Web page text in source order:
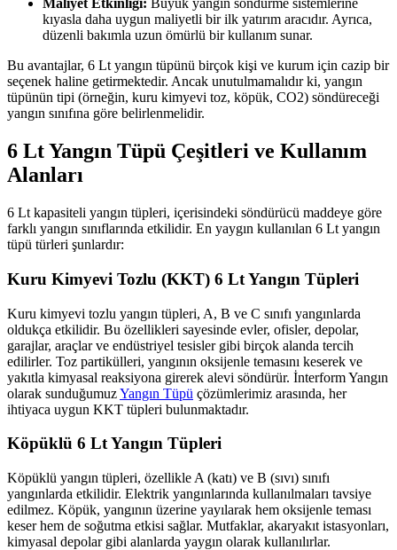
Maliyet Etkinliği: Büyük yangın söndürme sistemlerine
kıyasla daha uygun maliyetli bir ilk yatırım aracıdır. Ayrıca,
düzenli bakımla uzun ömürlü bir kullanım sunar.
Bu avantajlar, 6 Lt yangın tüpünü birçok kişi ve kurum için cazip bir
seçenek haline getirmektedir. Ancak unutulmamalıdır ki, yangın
tüpünün tipi (örneğin, kuru kimyevi toz, köpük, CO2) söndüreceği
yangın sınıfına göre belirlenmelidir.
6 Lt Yangın Tüpü Çeşitleri ve Kullanım
Alanları
6 Lt kapasiteli yangın tüpleri, içerisindeki söndürücü maddeye göre
farklı yangın sınıflarında etkilidir. En yaygın kullanılan 6 Lt yangın
tüpü türleri şunlardır:
Kuru Kimyevi Tozlu (KKT) 6 Lt Yangın Tüpleri
Kuru kimyevi tozlu yangın tüpleri, A, B ve C sınıfı yangınlarda
oldukça etkilidir. Bu özellikleri sayesinde evler, ofisler, depolar,
garajlar, araçlar ve endüstriyel tesisler gibi birçok alanda tercih
edilirler. Toz partikülleri, yangının oksijenle temasını keserek ve
yakıtla kimyasal reaksiyona girerek alevi söndürür. İnterform Yangın
olarak sunduğumuzYangın Tüpü çözümlerimiz arasında, her
ihtiyaca uygun KKT tüpleri bulunmaktadır.
Köpüklü 6 Lt Yangın Tüpleri
Köpüklü yangın tüpleri, özellikle A (katı) ve B (sıvı) sınıfı
yangınlarda etkilidir. Elektrik yangınlarında kullanılmaları tavsiye
edilmez. Köpük, yangının üzerine yayılarak hem oksijenle teması
keser hem de soğutma etkisi sağlar. Mutfaklar, akaryakıt istasyonları,
kimyasal depolar gibi alanlarda yaygın olarak kullanılırlar.